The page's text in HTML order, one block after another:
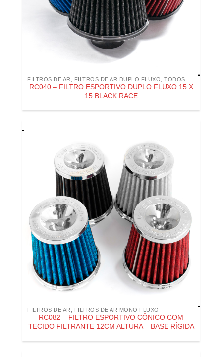
FILTROS DE AR FILTROS DE AR DUPLO FLUXO TODOS
RC040 – FILTRO ESPORTIVO DUPLO FLUXO 15 X
15 BLACK RACE
FILTROS DE AR FILTROS DE AR MONO FLUXO
RC082 – FILTRO ESPORTIVO CÔNICO COM
TECIDO FILTRANTE 12CM ALTURA – BASE RÍGIDA